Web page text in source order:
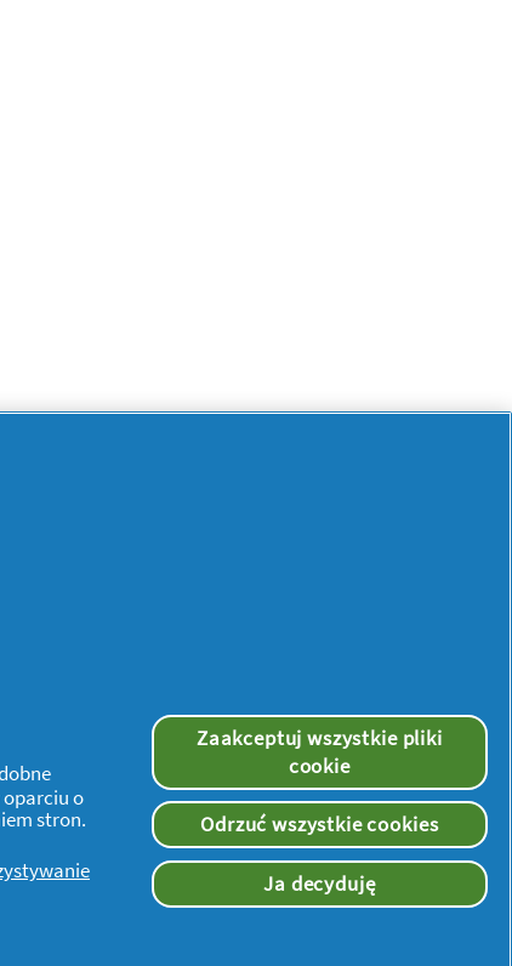
o
stron.
Zaakceptuj wszystkie pliki
cookie
Odrzuć wszystkie cookies
Ja decyduję